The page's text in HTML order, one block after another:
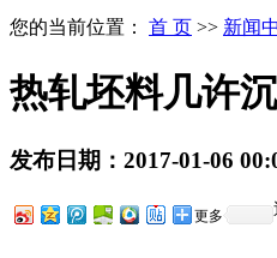
您的当前位置： 首 页 >> 新闻
热轧坯料几许
发布日期： 2017-01-06
更多